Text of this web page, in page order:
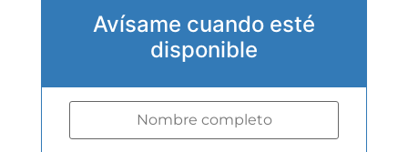
Avísame cuando esté
disponible